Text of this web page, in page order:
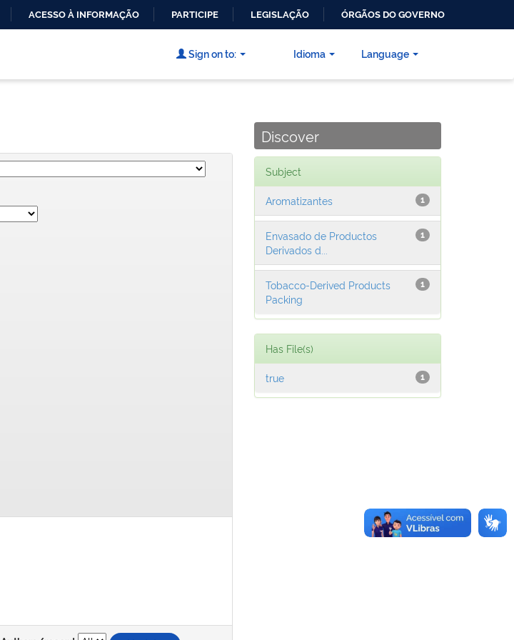
CONTEÚDO
ACESSO À INFORMAÇÃO PARTICIPE LEGISLAÇÃO ÓRGÃOS DO GOVERNO
Language
Sign on to: Idioma
Discover
Subject
1
Aromatizantes
1
Envasado de Productos
Derivados d...
1
Tobacco-Derived Products
Packing
Has File(s)
1
true